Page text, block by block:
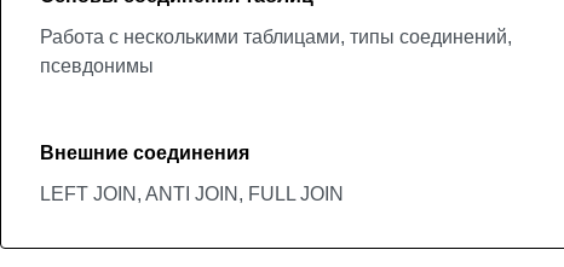
Работа с несколькими таблицами, типы соединений,
псевдонимы
Внешние соединения
LEFT JOIN, ANTI JOIN, FULL JOIN